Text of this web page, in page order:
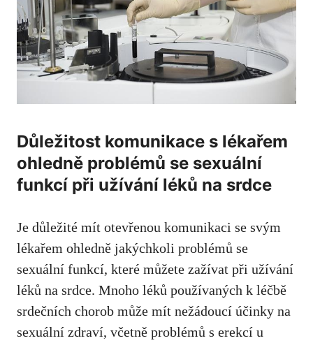
Důležitost komunikace s lékařem
ohledně problémů se sexuální
funkcí při užívání léků na srdce
Je důležité mít otevřenou komunikaci se svým
lékařem ohledně jakýchkoli problémů se
sexuální funkcí, které můžete zažívat při užívání
léků na srdce. Mnoho léků používaných k léčbě
srdečních chorob může mít nežádoucí účinky na
sexuální zdraví, včetně problémů s erekcí u